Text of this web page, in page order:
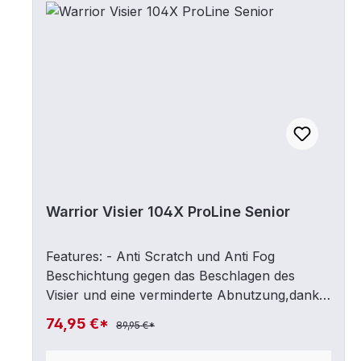
Warrior Visier 104X ProLine Senior
Features: - Anti Scratch und Anti Fog
Beschichtung gegen das Beschlagen des
Visier und eine verminderte Abnutzung,dank
gehärteter Oberfläche.- Einfache Montage.
Schrauben, Spacer und Cleaning-Emulsion
74,95 €* 89,95 €*